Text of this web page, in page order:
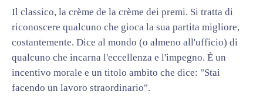
Il classico, la crème de la crème dei premi. Si tratta di
riconoscere qualcuno che gioca la sua partita migliore,
costantemente. Dice al mondo (o almeno all'ufficio) di
qualcuno che incarna l'eccellenza e l'impegno. È un
incentivo morale e un titolo ambito che dice: "Stai
facendo un lavoro straordinario".